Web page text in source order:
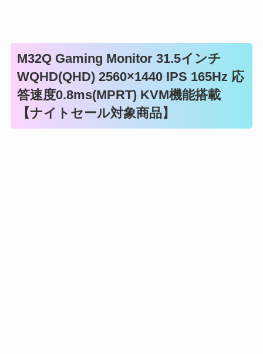
M32Q Gaming Monitor 31.5インチ
WQHD(QHD) 2560×1440 IPS 165Hz 応
答速度0.8ms(MPRT) KVM機能搭載
【ナイトセール対象商品】